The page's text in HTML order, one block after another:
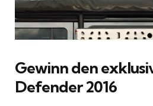
Gewinn den
Defender 2016